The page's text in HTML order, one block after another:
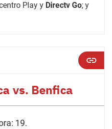
Play y Directv Go; y
vs. Benfica
19.